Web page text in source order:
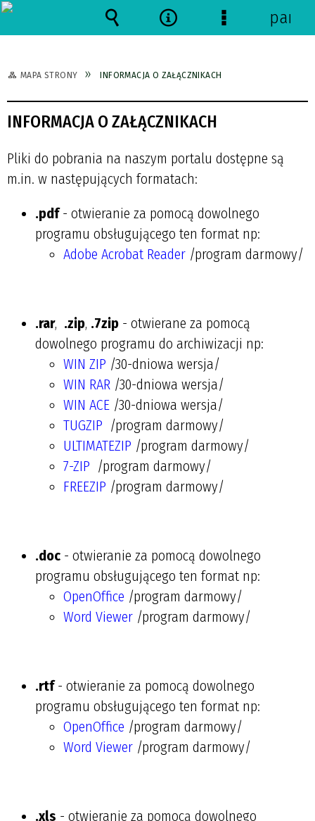
MAPA STRONY INFORMACJA O ZAŁĄCZNIKACH
INFORMACJA O ZAŁĄCZNIKACH
Pliki do pobrania na naszym portalu dostępne są
m.in. w następujących formatach:
.pdf- otwieranie za pomocą dowolnego
programu obsługującego ten format np:
Adobe Acrobat Reader /program darmowy/
.rar, .zip, .7zip - otwierane za pomocą
dowolnego programu do archiwizacji np:
WIN ZIP /30-dniowa wersja/
WIN RAR /30-dniowa wersja/
WIN ACE /30-dniowa wersja/
TUGZIP /program darmowy/
ULTIMATEZIP /program darmowy/
7-ZIP /program darmowy/
FREEZIP /program darmowy/
.doc - otwieranie za pomocą dowolnego
programu obsługującego ten format np:
OpenOffice /program darmowy/
Word Viewer /program darmowy/
.rtf- otwieranie za pomocą dowolnego
programu obsługującego ten format np:
OpenOffice /program darmowy/
Word Viewer /program darmowy/
.xls - otwieranie za pomocą dowolnego
Wyszukiwarka
NarzędziaMenu
panel